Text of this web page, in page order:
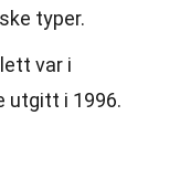
typer.
var i
utgitt i 1996.